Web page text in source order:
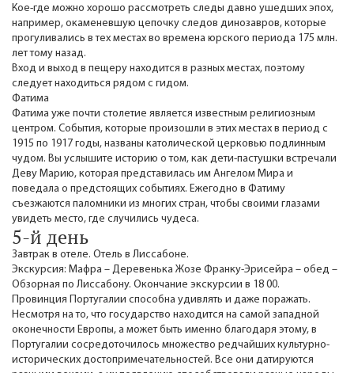
Кое-где можно хорошо рассмотреть следы давно ушедших эпох,
например, окаменевшую цепочку следов динозавров, которые
прогуливались в тех местах во времена юрского периода 175 млн.
лет тому назад.
Вход и выход в пещеру находится в разных местах, поэтому
следует находиться рядом с гидом.
Фатима
Фатима уже почти столетие является известным религиозным
центром. События, которые произошли в этих местах в период с
1915 по 1917 годы, названы католической церковью подлинным
чудом. Вы услышите историю о том, как дети-пастушки встречали
Деву Марию, которая представилась им Ангелом Мира и
поведала о предстоящих событиях. Ежегодно в Фатиму
съезжаются паломники из многих стран, чтобы своими глазами
увидеть место, где случились чудеса.
5-й день
Завтрак в отеле. Отель в Лиссабоне.
Экскурсия: Мафра – Деревенька Жозе Франку-Эрисейра – обед –
Обзорная по Лиссабону. Окончание экскурсии в 18 00.
Провинция Португалии способна удивлять и даже поражать.
Несмотря на то, что государство находится на самой западной
оконечности Европы, а может быть именно благодаря этому, в
Португалии сосредоточилось множество редчайших культурно-
исторических достопримечательностей. Все они датируются